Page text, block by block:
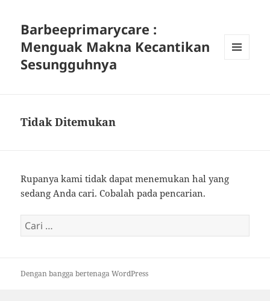
Barbeeprimarycare :
Menguak Makna Kecantikan
Sesungguhnya
Tidak Ditemukan
Rupanya kami tidak dapat menemukan hal yang
sedang Anda cari. Cobalah pada pencarian.
Cari
untuk:
Dengan bangga bertenaga WordPress